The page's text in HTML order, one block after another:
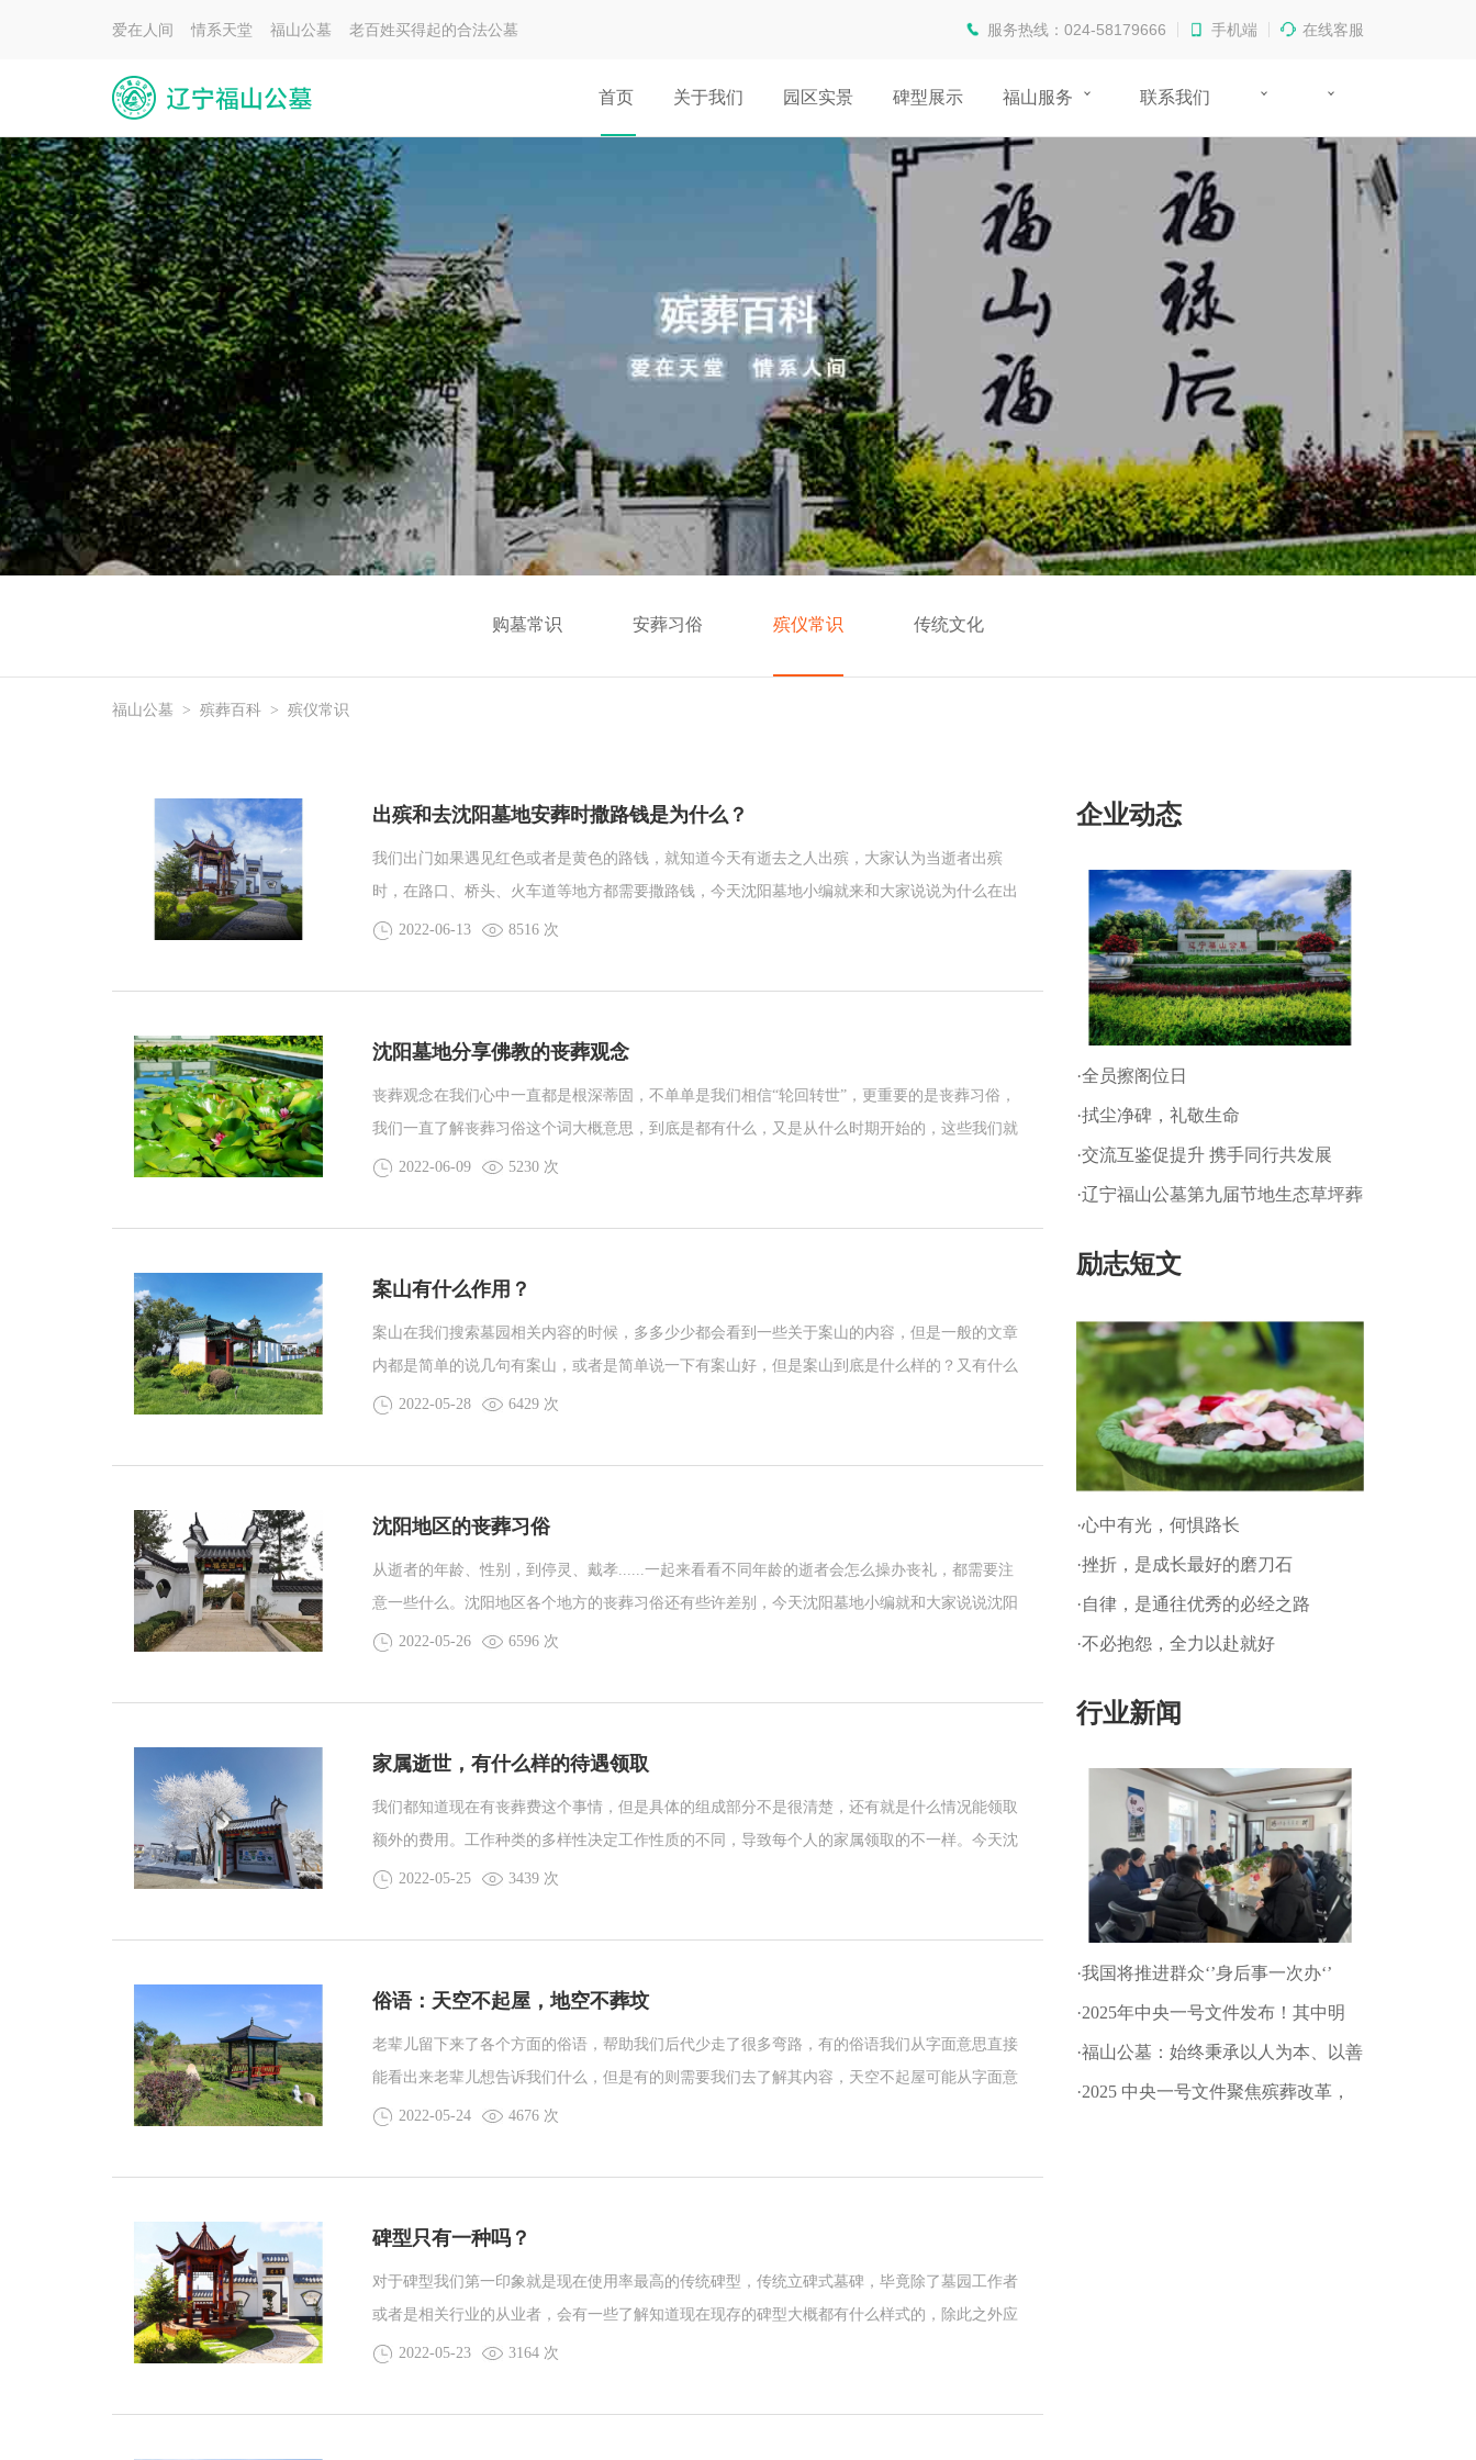
爱在人间 情系天堂 福山公墓 老百姓买得起的合法公墓 服务热线：024-58179666 手机端 在线客服
首页 关于我们 园区实景 碑型展示 福山服务 联系我们
购墓常识 安葬习俗 殡仪常识 传统文化
福山公墓 > 殡葬百科 > 殡仪常识
出殡和去沈阳墓地安葬时撒路钱是为什么？
我们出门如果遇见红色或者是黄色的路钱，就知道今天有逝去之人出殡，大家认为当逝者出殡
时，在路口、桥头、火车道等地方都需要撒路钱，今天沈阳墓地小编就来和大家说说为什么在出
殡时要撒路钱呢？撒路钱是每当有逝者出殡之时必须要撒的。大体上的原因我们肯定是知道一
2022-06-13 8516 次
沈阳墓地分享佛教的丧葬观念
丧葬观念在我们心中一直都是根深蒂固，不单单是我们相信“轮回转世”，更重要的是丧葬习俗，
我们一直了解丧葬习俗这个词大概意思，到底是都有什么，又是从什么时期开始的，这些我们就
了解的比较少。今天沈阳墓地小编就和大家说说丧葬观念中的佛教丧葬观念。
2022-06-09 5230 次
案山有什么作用？
案山在我们搜索墓园相关内容的时候，多多少少都会看到一些关于案山的内容，但是一般的文章
内都是简单的说几句有案山，或者是简单说一下有案山好，但是案山到底是什么样的？又有什么
作用呢？和沈阳墓地小编一起来先了解一下案山是什么。案是指有角的托盘，和桌子的区别是桌
2022-05-28 6429 次
沈阳地区的丧葬习俗
从逝者的年龄、性别，到停灵、戴孝......一起来看看不同年龄的逝者会怎么操办丧礼，都需要注
意一些什么。沈阳地区各个地方的丧葬习俗还有些许差别，今天沈阳墓地小编就和大家说说沈阳
地区大部分的丧葬习俗。你的家乡是否也是这样称谓和办理呢？
2022-05-26 6596 次
家属逝世，有什么样的待遇领取
我们都知道现在有丧葬费这个事情，但是具体的组成部分不是很清楚，还有就是什么情况能领取
额外的费用。工作种类的多样性决定工作性质的不同，导致每个人的家属领取的不一样。今天沈
阳墓地小编和大家一起梳理各类人员因病或非因公死亡，家属的待遇领取。
2022-05-25 3439 次
俗语：天空不起屋，地空不葬坟
老辈儿留下来了各个方面的俗语，帮助我们后代少走了很多弯路，有的俗语我们从字面意思直接
能看出来老辈儿想告诉我们什么，但是有的则需要我们去了解其内容，天空不起屋可能从字面意
思不容易理解，地空不葬坟从字面意思容易让我想到，地如果是空的话就不能埋葬逝者建坟墓
和沈阳墓地小编一起来了解一下。
2022-05-24 4676 次
碑型只有一种吗？
对于碑型我们第一印象就是现在使用率最高的传统碑型，传统立碑式墓碑，毕竟除了墓园工作者
或者是相关行业的从业者，会有一些了解知道现在现存的碑型大概都有什么样式的，除此之外应
该很少会有人好奇还会有什么碑型出现，或者是现在都有什么碑型。现在时代不一样了，大家一
一起了解一下还有什么碑型？
2022-05-23 3164 次
企业动态
·全员擦阁位日
·拭尘净碑，礼敬生命
·交流互鉴促提升 携手同行共发展
·辽宁福山公墓第九届节地生态草坪葬
励志短文
·心中有光，何惧路长
·挫折，是成长最好的磨刀石
·自律，是通往优秀的必经之路
·不必抱怨，全力以赴就好
行业新闻
·我国将推进群众‘’身后事一次办‘’
·2025年中央一号文件发布！其中明
确：深化殡葬改革
·福山公墓：始终秉承以人为本、以善
为根的企业文化理念!
·2025 中央一号文件聚焦殡葬改革，